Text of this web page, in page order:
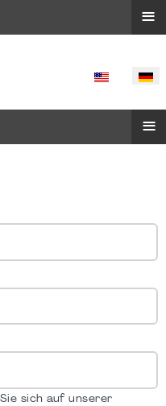
SPRACHE
≡
sich auf unserer
≡